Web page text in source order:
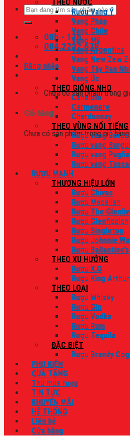
Tìm
kiếm:
08h - 17h
084.2222.678
Đăng nhập
Chưa có sản phẩm trong
Giỏ hàng
Chưa có sản phẩm trong giỏ hàng.
THEO NƯỚC
Rượu Vang Ý
Vang Pháp
Vang Chile
Vang Mỹ
Vang Argentina
Vang New Zew
Vang Tây Ban
Vang Úc
THEO GIỐNG NHO
Canaiolo
Carmenere
Chardonnay
THEO VÙNG NỔI TIẾNG
Rượu vang
Rượu vang
Rượu vang
Rượu vang
RƯỢU MẠNH
THƯƠNG HIỆU LỚN
Rượu Chivas
Rượu Macallan
Rượu The
Rượu Glenfiddich
Rượu Singleton
Rượu Johnnie
Rượu Ballantine’s
THEO XU HƯỚNG
Rượu X.O
Rượu King Arthur
THEO LOẠI
Rượu Whisky
Rượu Gin
Rượu Vodka
Rượu Rum
Rượu Tequila
ĐẶC BIỆT
Rượu Brandy
PHỤ KIỆN
QUÀ TẶNG
Thu mua rượu
TIN TỨC
KHUYẾN MÃI
HỆ THỐNG
Liên hệ
Cửa hàng